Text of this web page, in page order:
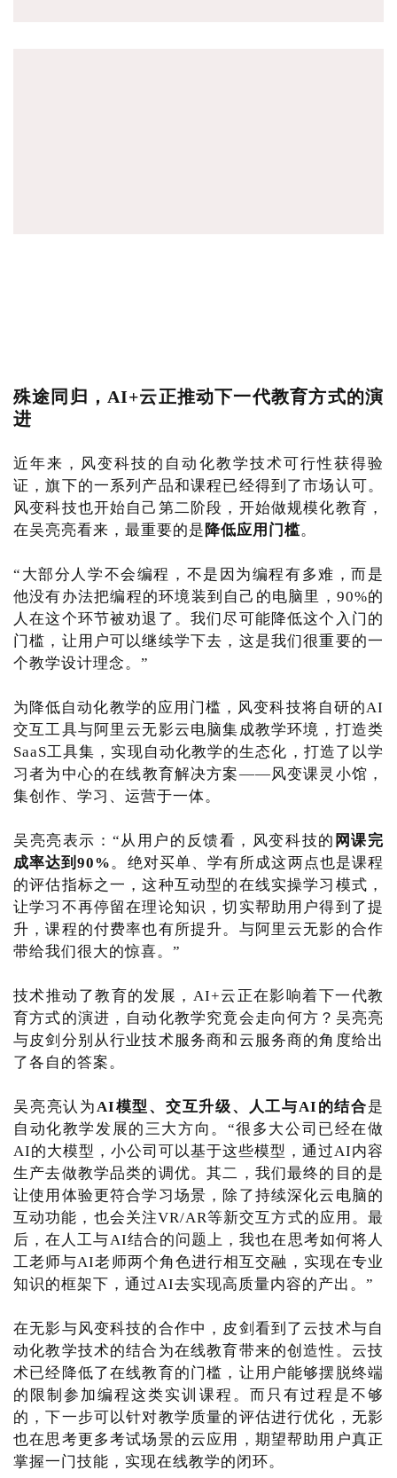
殊途同归，AI+云正推动下一代教育方式的演
进
近年来，风变科技的自动化教学技术可行性获得验
证，旗下的一系列产品和课程已经得到了市场认可。
风变科技也开始自己第二阶段，开始做规模化教育，
在吴亮亮看来，最重要的是 降低应用门槛。
“大部分人学不会编程，不是因为编程有多难，而是
他没有办法把编程的环境装到自己的电脑里，90%的
人在这个环节被劝退了。我们尽可能降低这个入门的
门槛，让用户可以继续学下去，这是我们很重要的一
个教学设计理念。”
为降低自动化教学的应用门槛，风变科技将自研的AI
交互工具与阿里云无影云电脑集成教学环境，打造类
SaaS工具集，实现自动化教学的生态化，打造了以学
习者为中心的在线教育解决方案——风变课灵小馆，
集创作、学习、运营于一体。
吴亮亮表示：“从用户的反馈看，风变科技的 网课完
成率达到90%。绝对买单、学有所成这两点也是课程
的评估指标之一，这种互动型的在线实操学习模式，
让学习不再停留在理论知识，切实帮助用户得到了提
升，课程的付费率也有所提升。与阿里云无影的合作
带给我们很大的惊喜。”
技术推动了教育的发展，AI+云正在影响着下一代教
育方式的演进，自动化教学究竟会走向何方？吴亮亮
与皮剑分别从行业技术服务商和云服务商的角度给出
了各自的答案。
吴亮亮认为AI模型、交互升级、人工与AI的结合是
自动化教学发展的三大方向。“很多大公司已经在做
AI的大模型，小公司可以基于这些模型，通过AI内容
生产去做教学品类的调优。其二，我们最终的目的是
让使用体验更符合学习场景，除了持续深化云电脑的
互动功能，也会关注VR/AR等新交互方式的应用。最
后，在人工与AI结合的问题上，我也在思考如何将人
工老师与AI老师两个角色进行相互交融，实现在专业
知识的框架下，通过AI去实现高质量内容的产出。”
在无影与风变科技的合作中，皮剑看到了云技术与自
动化教学技术的结合为在线教育带来的创造性。云技
术已经降低了在线教育的门槛，让用户能够摆脱终端
的限制参加编程这类实训课程。而只有过程是不够
的，下一步可以针对教学质量的评估进行优化，无影
也在思考更多考试场景的云应用，期望帮助用户真正
掌握一门技能，实现在线教学的闭环。